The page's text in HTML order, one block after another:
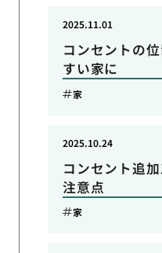
コンセントの
すい家に
2025.11.01
家
コンセント追
注意点
2025.10.24
家